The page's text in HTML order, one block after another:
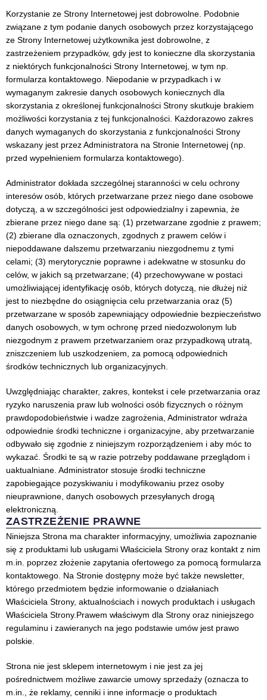
Korzystanie ze Strony Internetowej jest dobrowolne. Podobnie
związane z tym podanie danych osobowych przez korzystającego
ze Strony Internetowej użytkownika jest dobrowolne, z
zastrzeżeniem przypadków, gdy jest to konieczne dla skorzystania
z niektórych funkcjonalności Strony Internetowej, w tym np.
formularza kontaktowego. Niepodanie w przypadkach i w
wymaganym zakresie danych osobowych koniecznych dla
skorzystania z określonej funkcjonalności Strony skutkuje brakiem
możliwości korzystania z tej funkcjonalności. Każdorazowo zakres
danych wymaganych do skorzystania z funkcjonalności Strony
wskazany jest przez Administratora na Stronie Internetowej (np.
przed wypełnieniem formularza kontaktowego).
Administrator dokłada szczególnej staranności w celu ochrony
interesów osób, których przetwarzane przez niego dane osobowe
dotyczą, a w szczególności jest odpowiedzialny i zapewnia, że
zbierane przez niego dane są: (1) przetwarzane zgodnie z prawem;
(2) zbierane dla oznaczonych, zgodnych z prawem celów i
niepoddawane dalszemu przetwarzaniu niezgodnemu z tymi
celami; (3) merytorycznie poprawne i adekwatne w stosunku do
celów, w jakich są przetwarzane; (4) przechowywane w postaci
umożliwiającej identyfikację osób, których dotyczą, nie dłużej niż
jest to niezbędne do osiągnięcia celu przetwarzania oraz (5)
przetwarzane w sposób zapewniający odpowiednie bezpieczeństwo
danych osobowych, w tym ochronę przed niedozwolonym lub
niezgodnym z prawem przetwarzaniem oraz przypadkową utratą,
zniszczeniem lub uszkodzeniem, za pomocą odpowiednich
środków technicznych lub organizacyjnych.
Uwzględniając charakter, zakres, kontekst i cele przetwarzania oraz
ryzyko naruszenia praw lub wolności osób fizycznych o różnym
prawdopodobieństwie i wadze zagrożenia, Administrator wdraża
odpowiednie środki techniczne i organizacyjne, aby przetwarzanie
odbywało się zgodnie z niniejszym rozporządzeniem i aby móc to
wykazać. Środki te są w razie potrzeby poddawane przeglądom i
uaktualniane. Administrator stosuje środki techniczne
zapobiegające pozyskiwaniu i modyfikowaniu przez osoby
nieuprawnione, danych osobowych przesyłanych drogą
elektroniczną.
ZASTRZEŻENIE PRAWNE
Niniejsza Strona ma charakter informacyjny, umożliwia zapoznanie
się z produktami lub usługami Właściciela Strony oraz kontakt z nim
m.in. poprzez złożenie zapytania ofertowego za pomocą formularza
kontaktowego. Na Stronie dostępny może być także newsletter,
którego przedmiotem będzie informowanie o działaniach
Właściciela Strony, aktualnościach i nowych produktach i usługach
Właściciela Strony.Prawem właściwym dla Strony oraz niniejszego
regulaminu i zawieranych na jego podstawie umów jest prawo
polskie.
Strona nie jest sklepem internetowym i nie jest za jej
pośrednictwem możliwe zawarcie umowy sprzedaży (oznacza to
m.in., że reklamy, cenniki i inne informacje o produktach